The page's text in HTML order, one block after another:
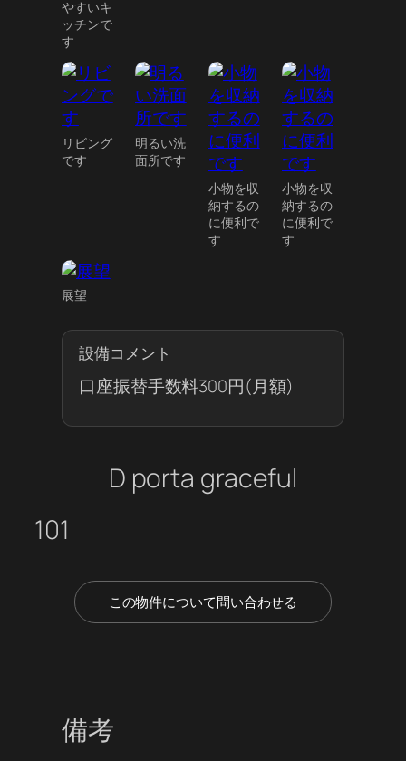
やすいキ
ッチンで
す
リビング
です
明るい洗
面所です
小物を収
納するの
に便利で
す
小物を収
納するの
に便利で
す
展望
設備コメント
口座振替手数料300円(月額)
D porta graceful
101
この物件について問い合わせる
備考